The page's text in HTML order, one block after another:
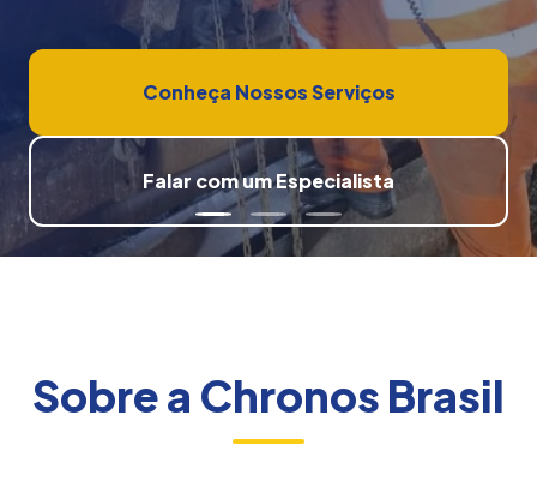
Conheça Nossos Serviços
Falar com um Especialista
Sobre a Chronos Brasil